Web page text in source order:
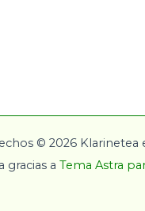
© 2026 Klarinetea
gracias a Tema Astra